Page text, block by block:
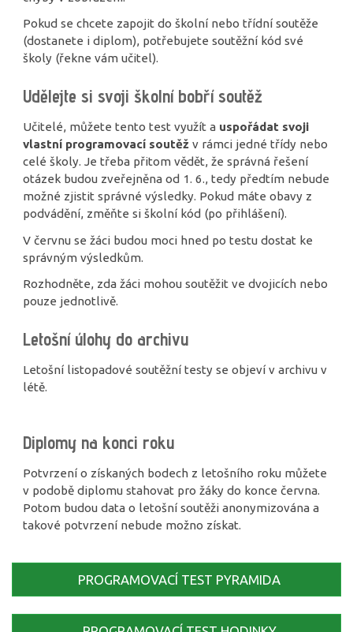
Pokud se chcete zapojit do školní nebo třídní soutěže
(dostanete i diplom), potřebujete soutěžní kód své
školy (řekne vám učitel).
Udělejte si svoji školní bobří soutěž
Učitelé, můžete tento test využít a uspořádat svoji
vlastní programovací soutěž v rámci jedné třídy nebo
celé školy. Je třeba přitom vědět, že správná řešení
otázek budou zveřejněna od 1. 6., tedy předtím nebude
možné zjistit správné výsledky. Pokud máte obavy z
podvádění, změňte si školní kód (po přihlášení).
V červnu se žáci budou moci hned po testu dostat ke
správným výsledkům.
Rozhodněte, zda žáci mohou soutěžit ve dvojicích nebo
pouze jednotlivě.
Letošní úlohy do archivu
Letošní listopadové soutěžní testy se objeví v archivu v
létě.
Diplomy na konci roku
Potvrzení o získaných bodech z letošního roku můžete
v podobě diplomu stahovat pro žáky do konce června.
Potom budou data o letošní soutěži anonymizována a
takové potvrzení nebude možno získat.
PROGRAMOVACÍ TEST PYRAMIDA